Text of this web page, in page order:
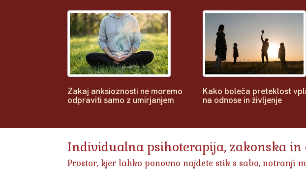
Zakaj anksioznosti ne moremo
odpraviti samo z umirjanjem
Kako boleča preteklost
na odnose in življenje
Individualna psihoterapija, zakonska
Prostor, kjer lahko ponovno najdete stik s sabo, notranji